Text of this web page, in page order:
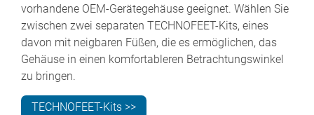
vorhandene OEM-Gerätegehäuse geeignet. Wählen Sie
zwischen zwei separaten TECHNOFEET-Kits, eines
davon mit neigbaren Füßen, die es ermöglichen, das
Gehäuse in einen komfortableren Betrachtungswinkel
zu bringen.
TECHNOFEET-Kits >>